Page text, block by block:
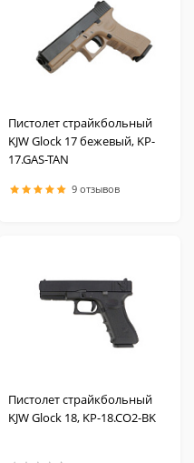
Пистолет страйкбольный
KJW Glock 17 бежевый, KP-
17.GAS-TAN
9 отзывов
Пистолет страйкбольный
KJW Glock 18, KP-18.CO2-BK